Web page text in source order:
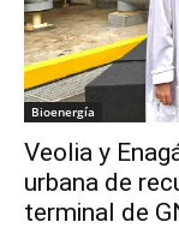
Bioenergía
Veolia y
urbana de
terminal de